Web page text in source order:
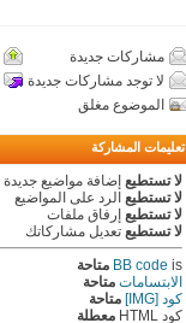
مشاركات جديدة
لا توجد مشاركات جديدة
الموضوع مغلق
تعليمات المشاركة
لا تستطيع إضافة مواضيع جديدة
لا تستطيع الرد على المواضيع
لا تستطيع إرفاق ملفات
لا تستطيع تعديل مشاركاتك
BB code is
متاحة
الابتسامات متاحة
كود [IMG]
متاحة
كود HTML
معطلة